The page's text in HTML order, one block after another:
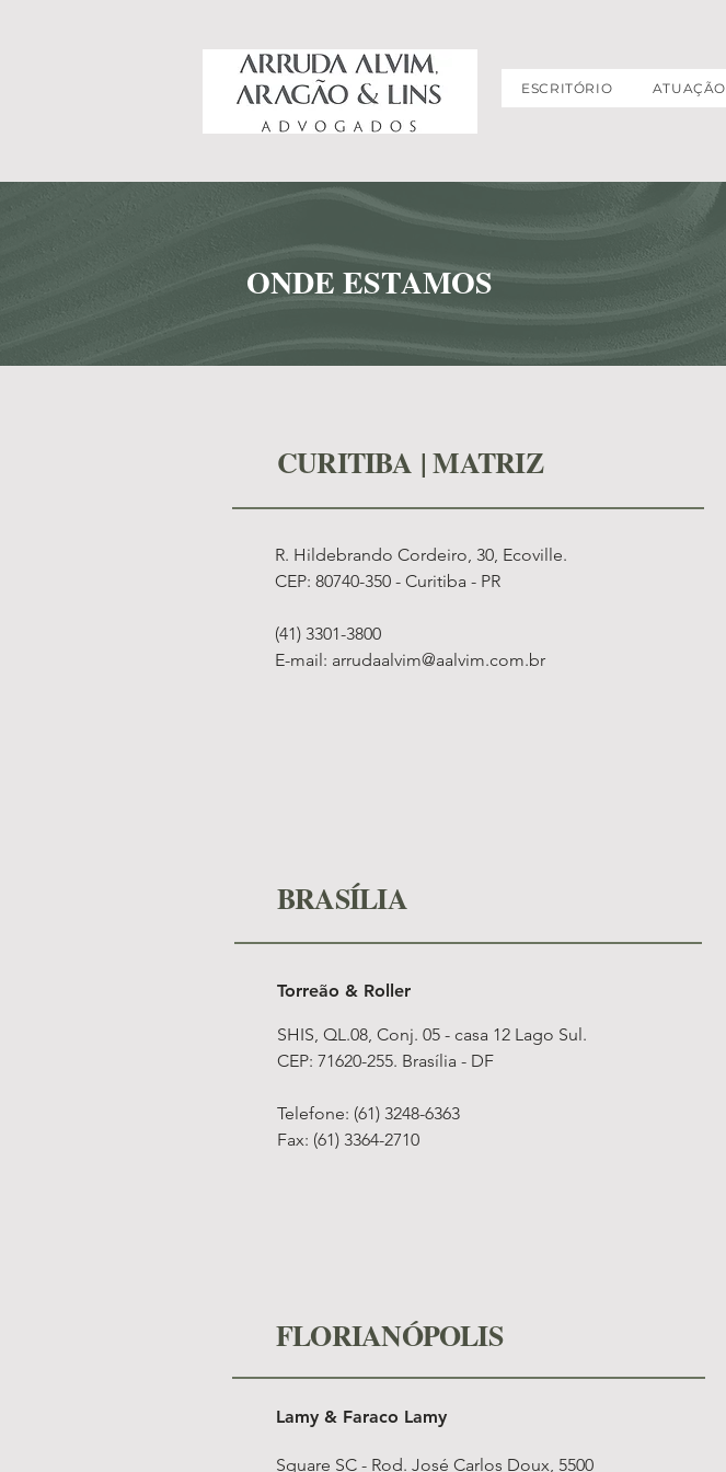
ESCRITÓRIO ATUAÇÃO
ONDE ESTAMOS
CURITIBA | MATRIZ
R. Hildebrando Cordeiro, 30, Ecoville.
CEP: 80740-350 - Curitiba - PR
(41) 3301-3800
E-mail: arrudaalvim@aalvim.com.br
BRASÍLIA
Torreão & Roller
SHIS, QL.08, Conj. 05 - casa 12 Lago Sul.
CEP: 71620-255. Brasília - DF
Telefone: (61) 3248-6363
Fax: (61) 3364-2710
Lamy & Faraco Lamy
Square SC - Rod. José Carlos Doux, 5500
FLORIANÓPOLIS